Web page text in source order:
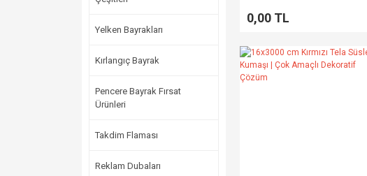
Yelken Bayrakları
Kırlangıç Bayrak
Pencere Bayrak Fırsat
Ürünleri
Takdim Flaması
Reklam Dubaları
0,00 TL